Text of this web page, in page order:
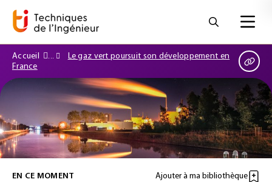
Accueil
Le gaz vert poursuit son développement en
France
EN CE MOMENT Ajouter à ma bibliothèque